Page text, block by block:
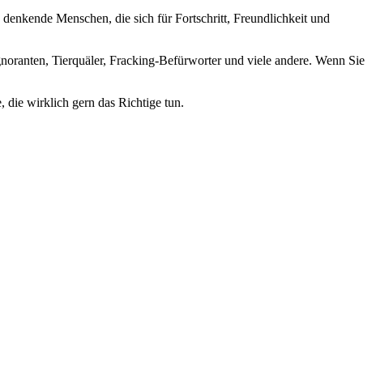
Menschen, die sich für Fortschritt, Freundlichkeit und
Tierquäler, Fracking-Befürworter und viele andere. Wenn Sie
die wirklich gern das Richtige tun.